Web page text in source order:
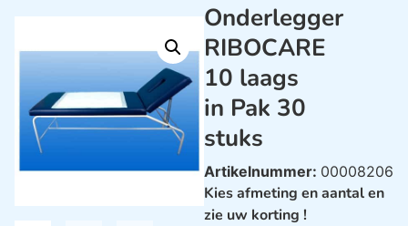
Onderlegger
RIBOCARE
10 laags
in Pak 30
stuks
Artikelnummer: 00008206
Kies afmeting en aantal en
zie uw korting !